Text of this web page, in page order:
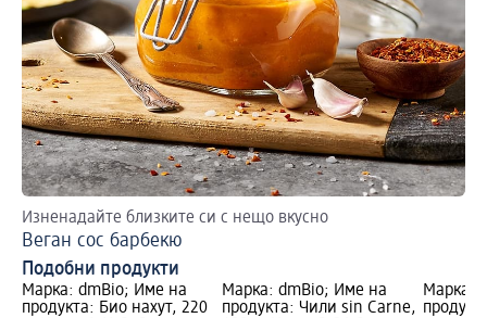
Изненадайте близките си с нещо вкусно
Веган сос барбекю
Подобни продукти
Марка: dmBio; Име на
продукта: Био нахут, 220
Марка: dmBio; Име на
продукта: Чили sin Carne,
Марка: